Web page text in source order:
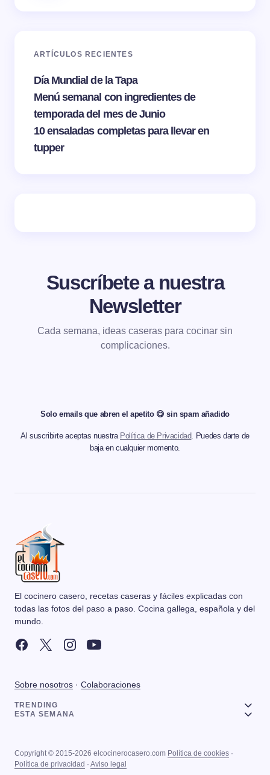
ARTÍCULOS RECIENTES
Día Mundial de la Tapa
Menú semanal con ingredientes de
temporada del mes de Junio
10 ensaladas completas para llevar en
tupper
Suscríbete a nuestra
Newsletter
Cada semana, ideas caseras para cocinar sin
complicaciones.
Solo emails que abren el apetito 😋 sin spam añadido
Al suscribirte aceptas nuestra Política de Privacidad. Puedes darte de
baja en cualquier momento.
El cocinero casero, recetas caseras y fáciles explicadas con
todas las fotos del paso a paso. Cocina gallega, española y del
mundo.
Sobre nosotros · Colaboraciones
TRENDING
ESTA SEMANA
Copyright © 2015-2026 elcocinerocasero.com Política de cookies ·
Política de privacidad · Aviso legal